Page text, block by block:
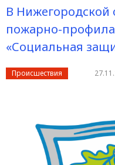
В Нижегородской
пожарно-
«Социальная
Происшествия